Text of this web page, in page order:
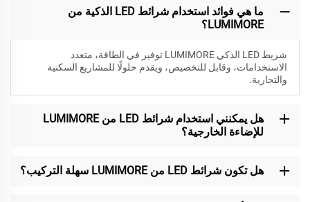
ما هي فوائد استخدام شرائط LED الذكية من
LUMIMORE؟
شريط LED الذكي LUMIMORE توفير في الطاقة، متعدد
الاستخدامات، وقابل للتخصيص، ويقدم حلولًا للمشاريع السكنية
والتجارية.
هل يمكنني استخدام شرائط LED من LUMIMORE
للإضاءة الخارجية؟
هل تكون شرائط LED من LUMIMORE سهلة التركيب؟